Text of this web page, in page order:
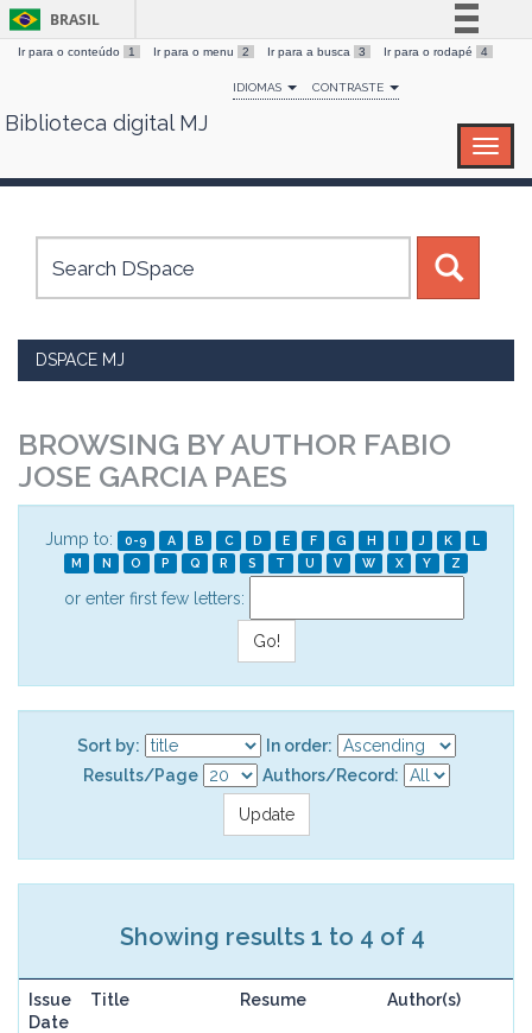
Skip
BRASIL
Simplifique!
Comunica BR
Canais
Ir para o conteúdo 1 Ir para o menu 2 Ir para a busca 3 Ir para o rodapé 4
IDIOMAS CONTRASTE
Biblioteca digital MJ
DSPACE MJ
BROWSING BY AUTHOR FABIO
JOSE GARCIA PAES
Jump to: 0-9 A B C D E F G H I J K
L
M
N O P Q R S T U V W X Y Z
or enter first few letters:
Sort by:
In order:
Results/Page
Authors/Record:
Showing results 1 to 4 of 4
Issue
Date
Title Resume Author(s)